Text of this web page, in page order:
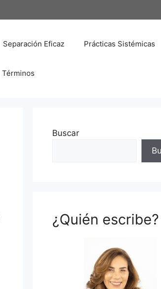
Separación Eficaz Prácticas Sistémicas
Términos
Buscar
¿Quién escribe?